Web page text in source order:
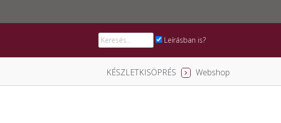
Leírásban is?
Webshop
KÉSZLETKISÖPRÉS